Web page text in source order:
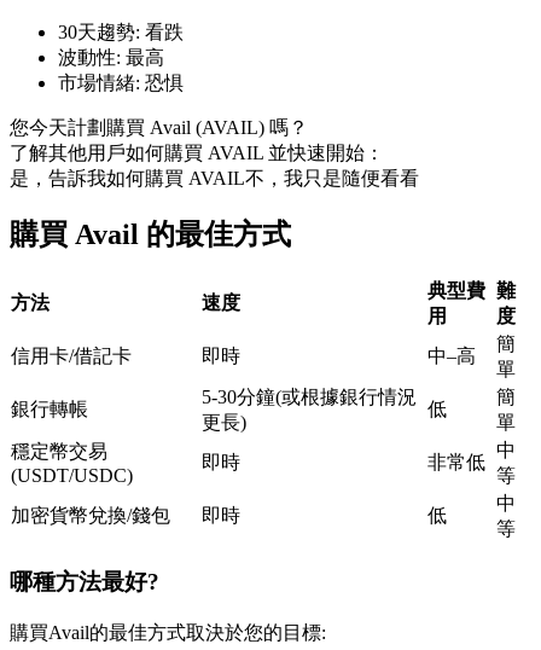
USDC永續
多種以USDC結算的永續合約
與頂尖交易專家同行
30天趨勢: 看跌
波動性: 最高
市場情緒: 恐惧
您今天計劃購買 Avail (AVAIL) 嗎？
了解其他用戶如何購買 AVAIL 並快速開始：
是，告訴我如何購買 AVAIL不，我只是隨便看看
購買 Avail 的最佳方式
方法 速度
典型費
用
難
度
信用卡/借記卡
即時 中–高
簡
單
銀行轉帳
5-30分鐘(或根據銀行情況
更長)
低
簡
單
穩定幣交易
(USDT/USDC)
即時 非常低
中
等
加密貨幣兌換/錢包
即時 低
中
等
哪種方法最好?
購買Avail的最佳方式取決於您的目標: